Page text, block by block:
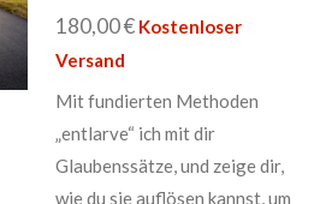
180,00 € Kostenloser
Versand
Mit fundierten Methoden
„entlarve“ ich mit dir
Glaubenssätze, und zeige dir,
wie du sie auflösen kannst, um